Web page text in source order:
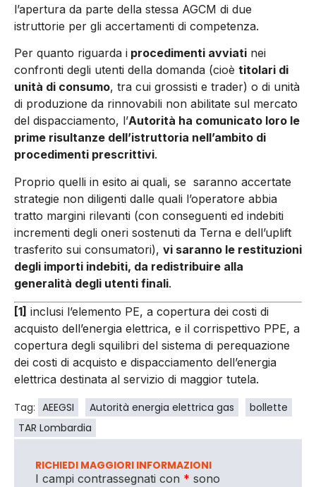
l’apertura da parte della stessa AGCM di due
istruttorie per gli accertamenti di competenza.
Per quanto riguarda i procedimenti avviati nei
confronti degli utenti della domanda (cioè titolari di
unità di consumo, tra cui grossisti e trader) o di unità
di produzione da rinnovabili non abilitate sul mercato
del dispacciamento, l’Autorità ha comunicato loro le
prime risultanze dell’istruttoria nell’ambito di
procedimenti prescrittivi.
Proprio quelli in esito ai quali, se saranno accertate
strategie non diligenti dalle quali l’operatore abbia
tratto margini rilevanti (con conseguenti ed indebiti
incrementi degli oneri sostenuti da Terna e dell’uplift
trasferito sui consumatori), vi saranno le restituzioni
degli importi indebiti, da redistribuire alla
generalità degli utenti finali.
[1] inclusi l’elemento PE, a copertura dei costi di
acquisto dell’energia elettrica, e il corrispettivo PPE, a
copertura degli squilibri del sistema di perequazione
dei costi di acquisto e dispacciamento dell’energia
elettrica destinata al servizio di maggior tutela.
Tag: AEEGSI Autorità energia elettrica gas
bollette
TAR Lombardia
RICHIEDI MAGGIORI INFORMAZIONI
I campi contrassegnati con * sono